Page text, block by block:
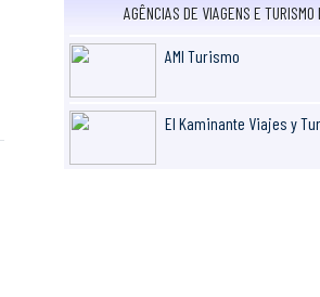
AGÊNCIAS DE VIAGENS E TURISMO
AMI Turismo
El Kaminante Viajes y